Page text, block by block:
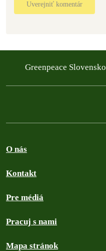
Uverejniť komentár
Greenpeace Slovensko
O nás
Kontakt
Pre médiá
Pracuj s nami
Mapa stránok